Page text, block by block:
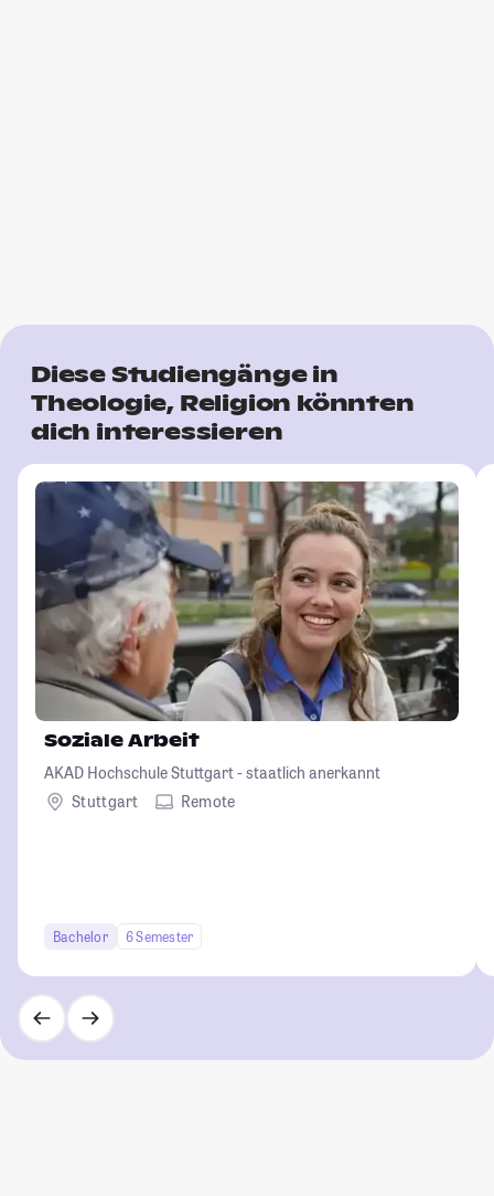
Diese Studiengänge in
Theologie, Religion könnten
dich interessieren
Soziale Arbeit
AKAD Hochschule Stuttgart - staatlich anerkannt
Stuttgart
Remote
Bachelor 6 Semester